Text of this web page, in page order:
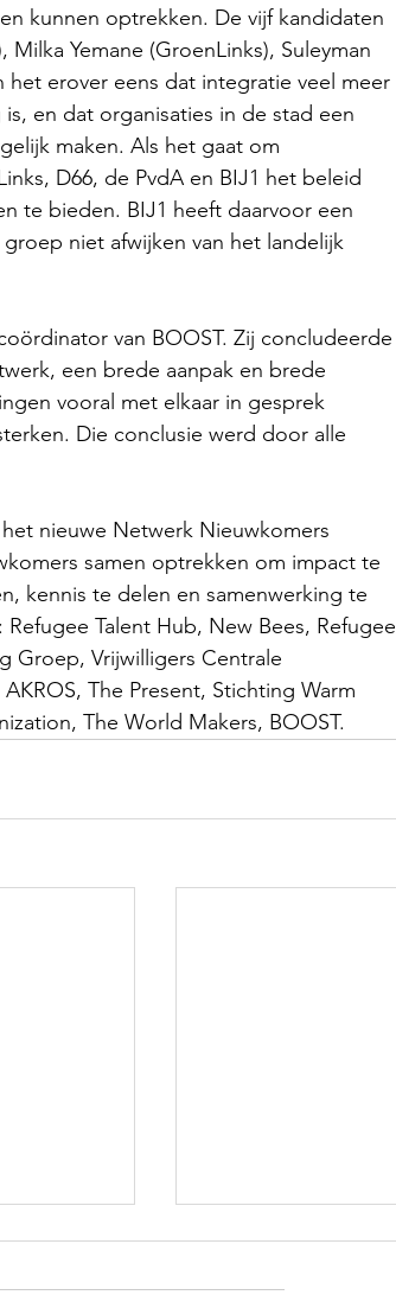
kunnen optrekken. De vijf kandidaten
Yemane (GroenLinks), Suleyman
het erover eens dat integratie veel meer
en dat organisaties in de stad een
maken. Als het gaat om
D66, de PvdA en BIJ1 het beleid
te bieden. BIJ1 heeft daarvoor een
niet afwijken van het landelijk
van BOOST. Zij concludeerde
een brede aanpak en brede
vooral met elkaar in gesprek
Die conclusie werd door alle
nieuwe Netwerk Nieuwkomers
samen optrekken om impact te
kennis te delen en samenwerking te
Talent Hub, New Bees, Refugee
Groep, Vrijwilligers Centrale
The Present, Stichting Warm
The World Makers, BOOST.